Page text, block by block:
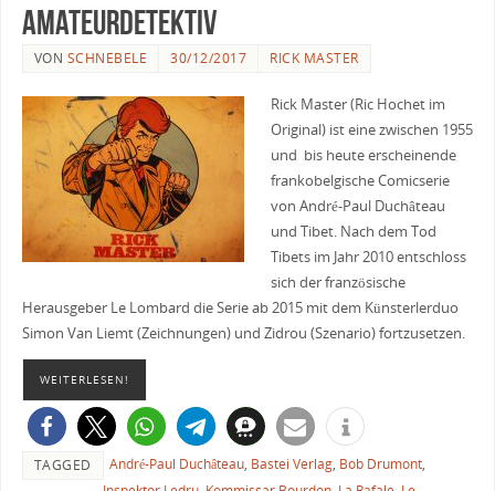
Amateurdetektiv
VON SCHNEBELE 30/12/2017 RICK MASTER
Rick Master (Ric Hochet im
Original) ist eine zwischen 1955
und bis heute erscheinende
frankobelgische Comicserie
von André-Paul Duchâteau
und Tibet. Nach dem Tod
Tibets im Jahr 2010 entschloss
sich der französische
Herausgeber Le Lombard die Serie ab 2015 mit dem Künsterlerduo
Simon Van Liemt (Zeichnungen) und Zidrou (Szenario) fortzusetzen.
WEITERLESEN!
TAGGED André-Paul Duchâteau, Bastei Verlag, Bob Drumont,